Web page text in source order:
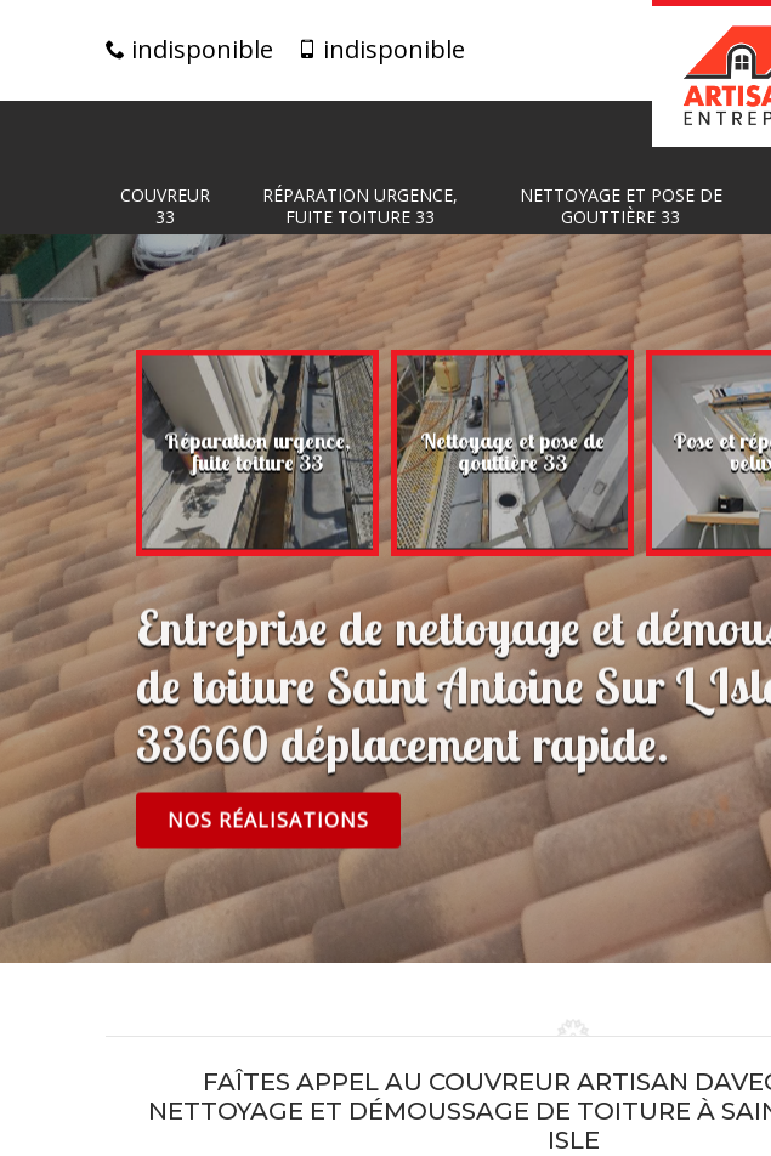
indisponible indisponible
COUVREUR
33
RÉPARATION URGENCE,
FUITE TOITURE 33
NETTOYAGE ET POSE DE
GOUTTIÈRE 33
33 Réparation urgence,
fuite toiture 33
Nettoyage et pose de
gouttière 33
Pose et
Entreprise de nettoyage et
de toiture Saint Antoine Sur L
33660 déplacement rapide.
NOS RÉALISATIONS
FAÎTES APPEL AU COUVREUR ARTISAN
NETTOYAGE ET DÉMOUSSAGE DE TOITURE À
ISLE